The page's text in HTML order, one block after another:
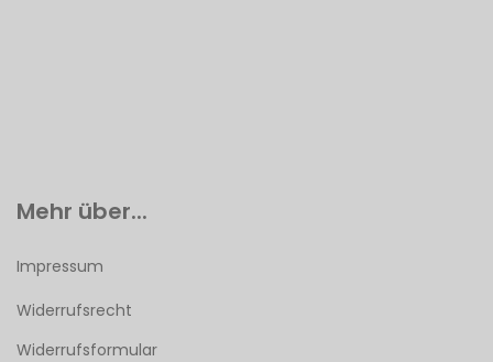
Mehr über...
Impressum
Widerrufsrecht
Widerrufsformular